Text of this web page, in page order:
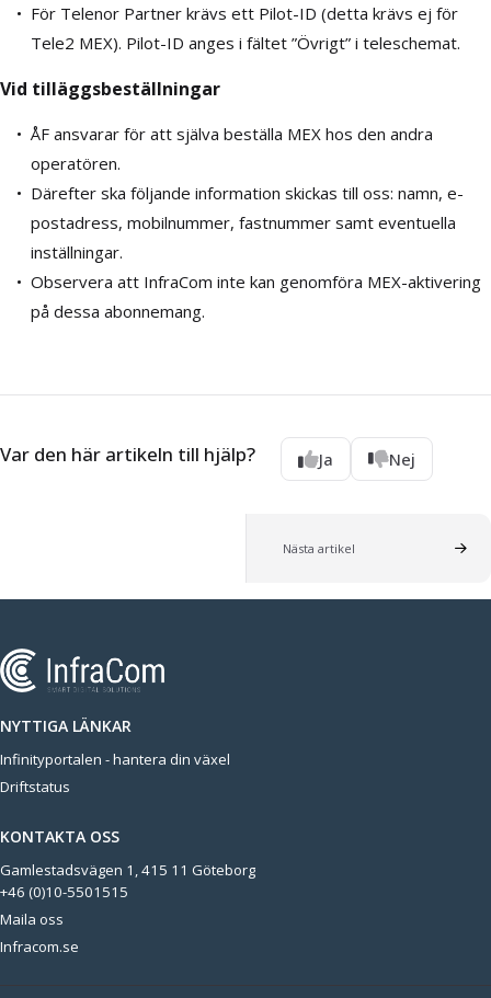
För Telenor Partner krävs ett Pilot-ID (detta krävs ej för
Tele2 MEX). Pilot-ID anges i fältet ”Övrigt” i teleschemat.
Vid tilläggsbeställningar
ÅF ansvarar för att själva beställa MEX hos den andra
operatören.
Därefter ska följande information skickas till oss: namn, e-
postadress, mobilnummer, fastnummer samt eventuella
inställningar.
Observera att InfraCom inte kan genomföra MEX-aktivering
på dessa abonnemang.
Var den här artikeln till hjälp? Ja Nej
Nästa artikel
NYTTIGA LÄNKAR
Infinityportalen - hantera din växel
Driftstatus
KONTAKTA OSS
Gamlestadsvägen 1, 415 11 Göteborg
+46 (0)10-5501515
Maila oss
Infracom.se